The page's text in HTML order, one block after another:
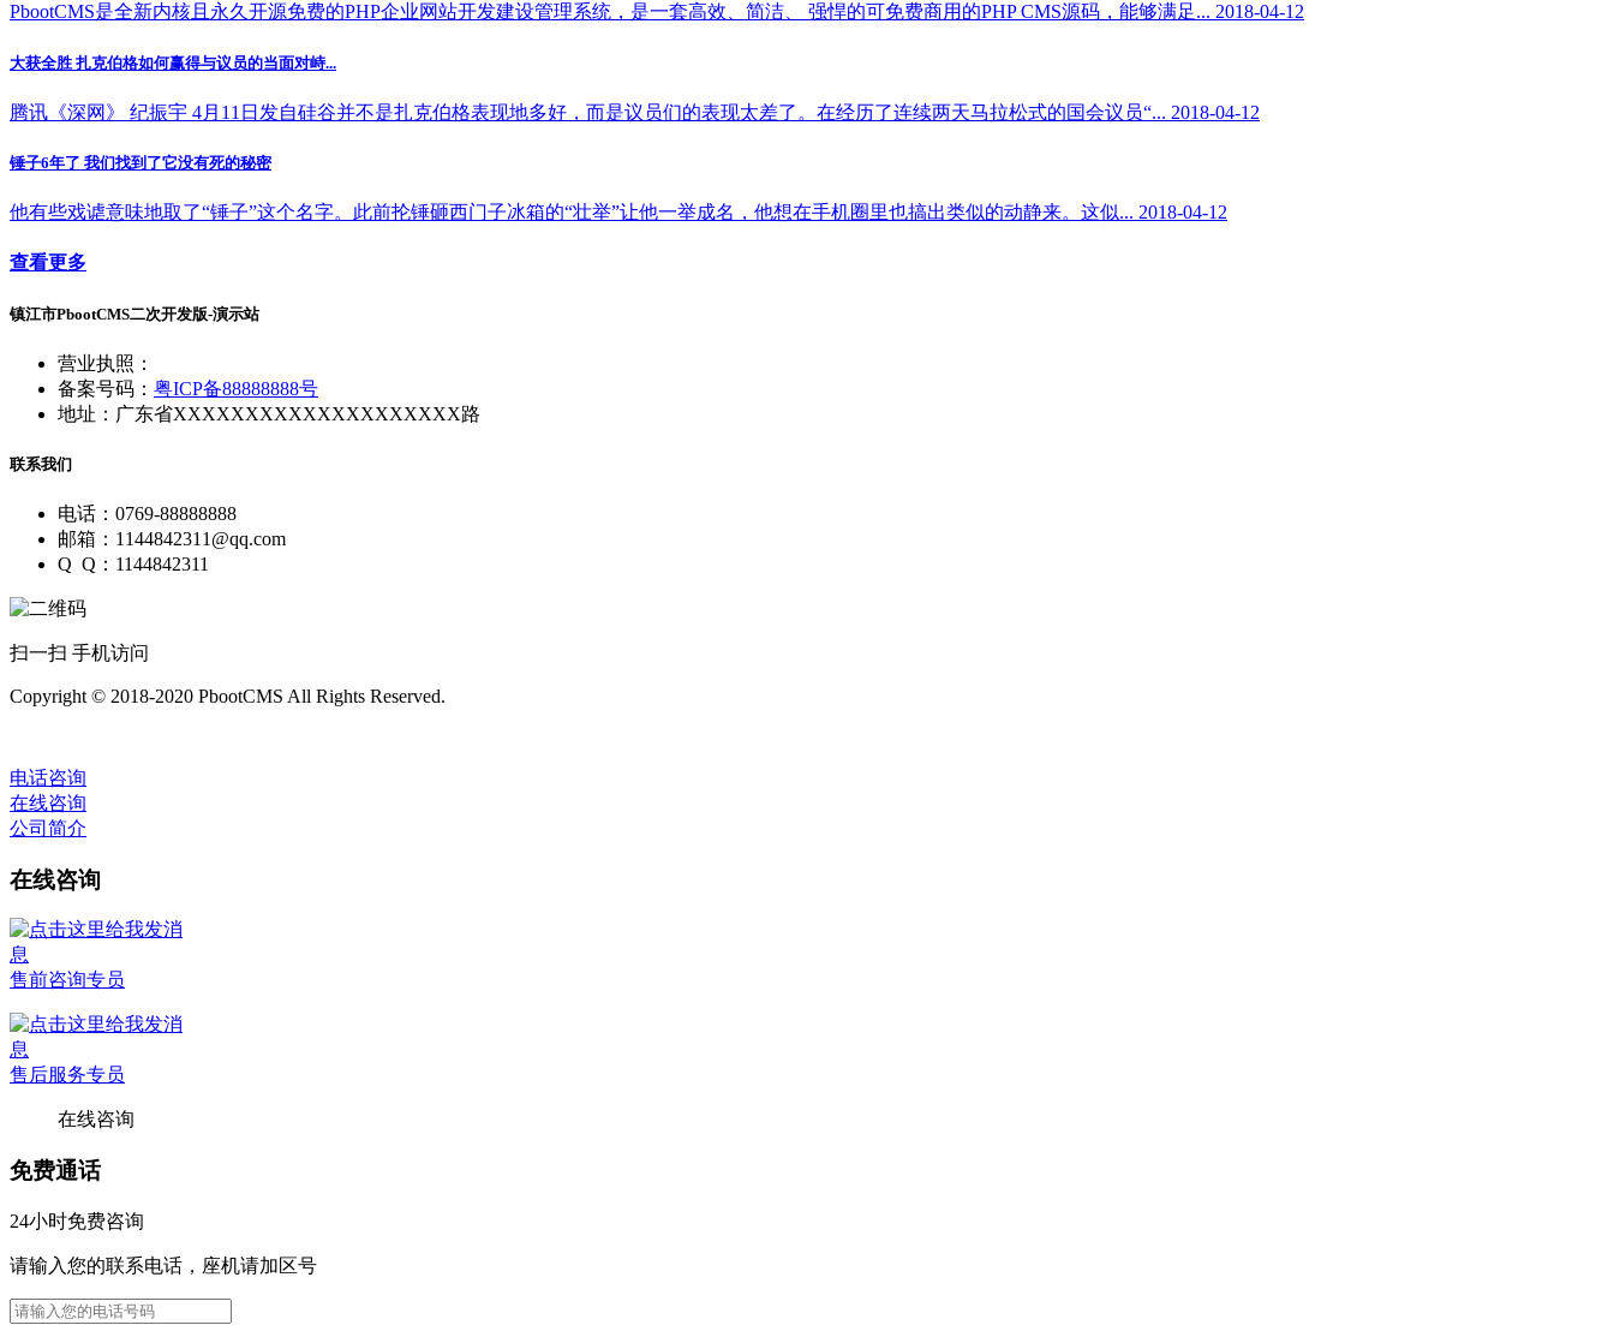
PbootCMS是全新内核且永久开源免费的PHP企业网站开发建设管理系统，是一套高效、简洁、 强悍的可免费商用的PHP CMS源码，能够满足... 2018-04-12
大获全胜 扎克伯格如何赢得与议员的当面对峙...
腾讯《深网》 纪振宇 4月11日发自硅谷并不是扎克伯格表现地多好，而是议员们的表现太差了。在经历了连续两天马拉松式的国会议员“... 2018-04-12
锤子6年了 我们找到了它没有死的秘密
他有些戏谑意味地取了“锤子”这个名字。此前抡锤砸西门子冰箱的“壮举”让他一举成名，他想在手机圈里也搞出类似的动静来。这似... 2018-04-12
查看更多
镇江市PbootCMS二次开发版-演示站
营业执照：
备案号码： 粤ICP备88888888号
地址：广东省XXXXXXXXXXXXXXXXXXXX路
联系我们
电话：0769-88888888
邮箱：1144842311@qq.com
Q Q：1144842311
扫一扫 手机访问
Copyright © 2018-2020 PbootCMS All Rights Reserved.
电话咨询
在线咨询
公司简介
在线咨询
售前咨询专员
售后服务专员
在线咨询
免费通话
24小时免费咨询
请输入您的联系电话，座机请加区号